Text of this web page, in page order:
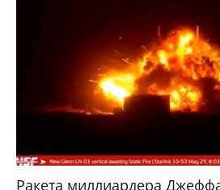
Ракета миллиардера